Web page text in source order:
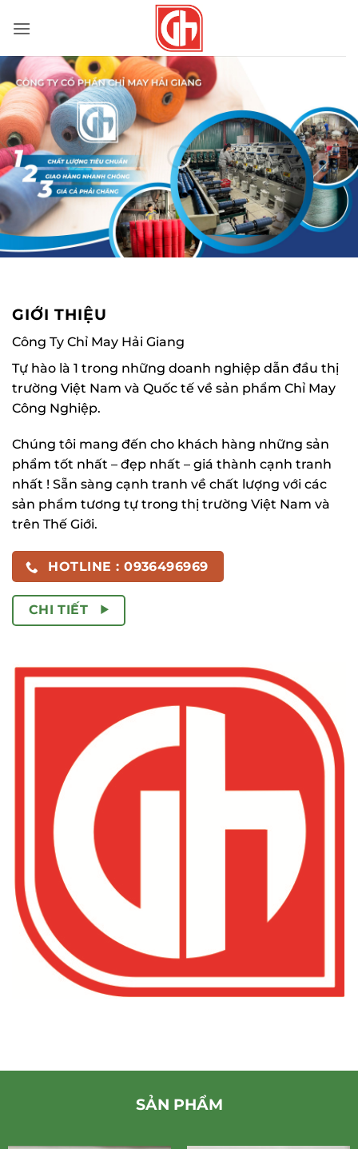
qua
dung
GIỚI THIỆU
Công Ty Chỉ May Hải Giang
Tự hào là 1 trong những doanh nghiệp dẫn đầu thị
trường Việt Nam và Quốc tế về sản phẩm Chỉ May
Công Nghiệp.
Chúng tôi mang đến cho khách hàng những sản
phẩm tốt nhất – đẹp nhất – giá thành cạnh tranh
nhất ! Sẵn sàng cạnh tranh về chất lượng với các
sản phẩm tương tự trong thị trường Việt Nam và
trên Thế Giới.
HOTLINE : 0936496969
CHI TIẾT
SẢN PHẨM